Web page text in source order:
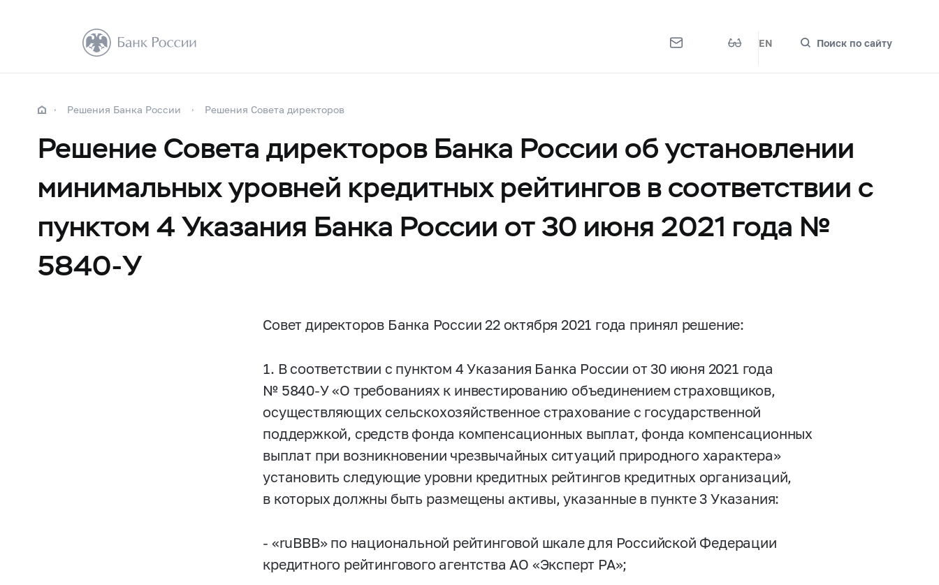
EN Поиск по сайту
Решения Банка России Решения Совета директоров
Решение Совета директоров Банка России об установлении
минимальных уровней кредитных рейтингов в соответствии с
пунктом 4 Указания Банка России от 30 июня 2021 года №
5840-У
Совет директоров Банка России 22 октября 2021 года принял решение:
1. В соответствии с пунктом 4 Указания Банка России от 30 июня 2021 года
№ 5840-У«О требованиях к инвестированию объединением страховщиков,
осуществляющих сельскохозяйственное страхование с государственной
поддержкой, средств фонда компенсационных выплат, фонда компенсационных
выплат при возникновении чрезвычайных ситуаций природного характера»
установить следующие уровни кредитных рейтингов кредитных организаций,
в которых должны быть размещены активы, указанные в пункте 3 Указания:
- «ruВВВ» по национальной рейтинговой шкале для Российской Федерации
кредитного рейтингового агентства АО «Эксперт РА»;